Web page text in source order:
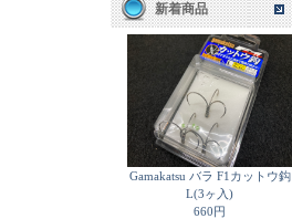
新着商品
Gamakatsu バラ F1カットウ鈎
L(3ヶ入)
660円